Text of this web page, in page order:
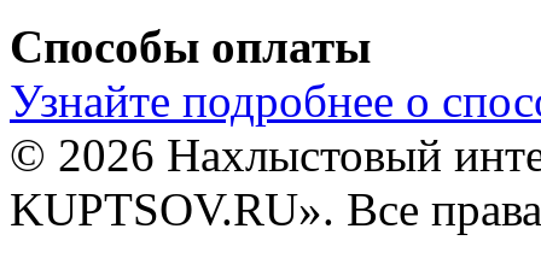
Способы оплаты
Узнайте подробнее о
© 2026 Нахлыстовый
KUPTSOV.RU». Все